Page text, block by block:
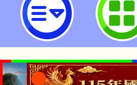
會福利事業基金會
務專業人員教育訓
照。-桃園市立瑞坪國